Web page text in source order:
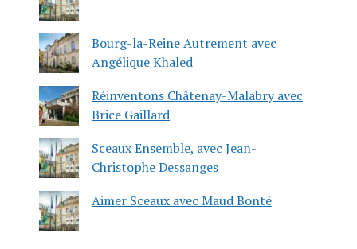
Bourg-la-Reine Autrement avec
Angélique Khaled
Réinventons Châtenay-Malabry avec
Brice Gaillard
Sceaux Ensemble, avec Jean-
Christophe Dessanges
Aimer Sceaux avec Maud Bonté